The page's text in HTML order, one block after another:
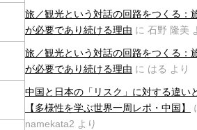
旅／観光という対話の回路をつくる：
が必要であり続ける理由 に 石野 隆美
旅／観光という対話の回路をつくる：
が必要であり続ける理由 に はる より
中国と日本の「リスク」に対する違い
【多様性を学ぶ世界一周レポ・中国】
namekata2 より